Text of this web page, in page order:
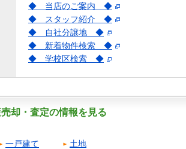
◆ 当店のご案内 ◆
◆ スタッフ紹介 ◆
◆ 自社分譲地 ◆
◆ 新着物件検索 ◆
◆ 学校区検索 ◆
却・査定の情報を見る
一戸建て 土地